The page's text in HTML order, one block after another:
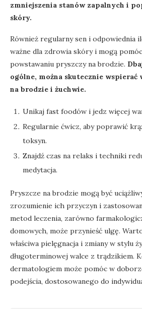
zmniejszenia stanów zapalnych i
skóry.
Również regularny sen i odpowiednia
ważne dla zdrowia skóry i mogą
powstawaniu pryszczy na brodzie.
ogólne, można skutecznie wspierać
na brodzie i żuchwie.
Unikaj fast foodów i jedz więcej
Regularnie ćwicz, aby poprawić
toksyn.
Znajdź czas na relaks i techniki
medytacja.
Pryszcze na brodzie mogą być
zrozumienie ich przyczyn i
metod leczenia, zarówno
domowych, może przynieść ulgę.
właściwa pielęgnacja i zmiany w stylu
długoterminowej walce z trądzikiem.
dermatologiem może pomóc w
podejścia, dostosowanego do